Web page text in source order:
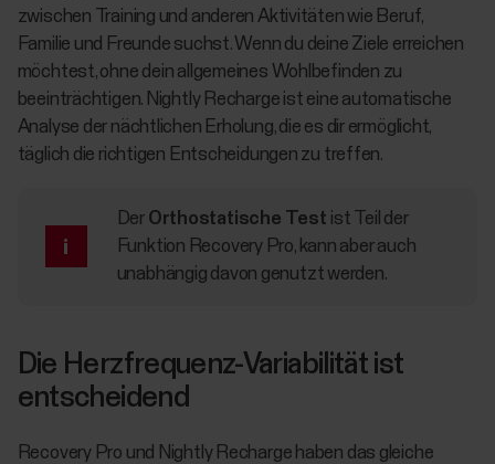
zwischen Training und anderen Aktivitäten wie Beruf,
Familie und Freunde suchst. Wenn du deine Ziele erreichen
möchtest, ohne dein allgemeines Wohlbefinden zu
beeinträchtigen. Nightly Recharge ist eine automatische
Analyse der nächtlichen Erholung, die es dir ermöglicht,
täglich die richtigen Entscheidungen zu treffen.
Der Orthostatische Test ist Teil der
Funktion Recovery Pro, kann aber auch
unabhängig davon genutzt werden.
Die Herzfrequenz-Variabilität ist
entscheidend
Recovery Pro und Nightly Recharge haben das gleiche